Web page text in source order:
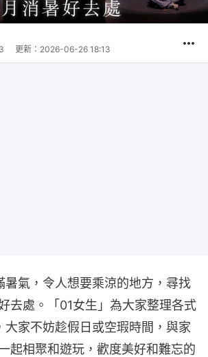
更新： 2026-06-26 18:13
暑氣，令人想要乘涼的地方，尋找
去處。「01女生」為大家整理各式
大家不妨趁假日或空瑕時間，與家
起相聚和遊玩，歡度美好和難忘的